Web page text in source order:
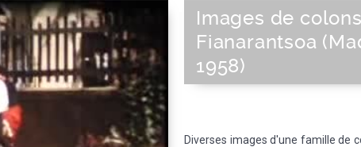
Images de
Fianarantsoa
1958)
Diverses images d'une famille de